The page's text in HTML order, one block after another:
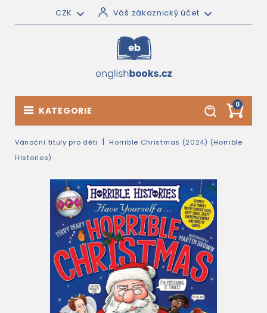
CZK Váš zákaznický účet
0
KATEGORIE
Vánoční tituly pro děti
Horrible Christmas (2024) (Horrible
Histories)